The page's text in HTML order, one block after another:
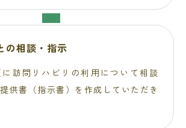
の相談・指示
訪問リハビリの利用について相談
供書（指示書）を作成していただき